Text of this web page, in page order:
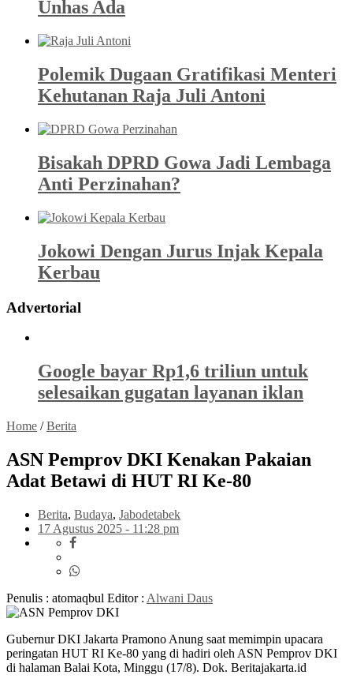
Unhas Ada
Polemik Dugaan Gratifikasi Menteri
Kehutanan Raja Juli Antoni
Bisakah DPRD Gowa Jadi Lembaga
Anti Perzinahan?
Jokowi Dengan Jurus Injak Kepala
Kerbau
Advertorial
Google bayar Rp1,6 triliun untuk
selesaikan gugatan layanan iklan
Home /Berita
ASN Pemprov DKI Kenakan Pakaian
Adat Betawi di HUT RI Ke-80
Berita, Budaya, Jabodetabek
17 Agustus 2025 - 11:28 pm
Penulis : atomaqbul Editor : Alwani Daus
Gubernur DKI Jakarta Pramono Anung saat memimpin upacara
peringatan HUT RI Ke-80 yang di hadiri oleh ASN Pemprov DKI
di halaman Balai Kota, Minggu (17/8). Dok. Beritajakarta.id